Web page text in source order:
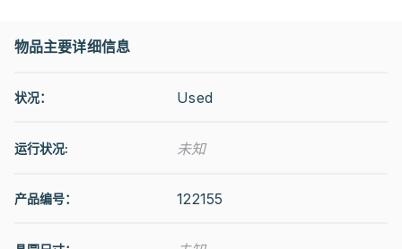
物品主要详细信息
状况： Used
运行状况: 未知
产品编号： 122155